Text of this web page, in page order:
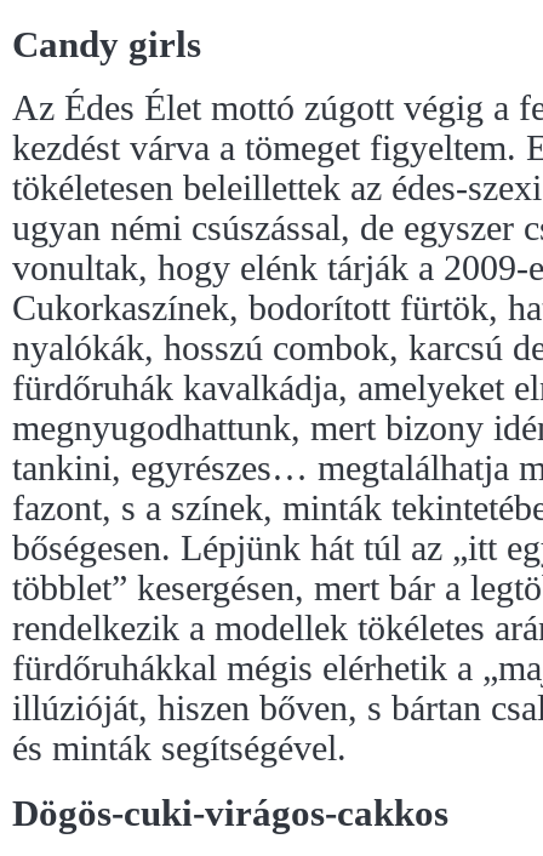
Candy girls
Az Édes Élet mottó zúgott végig a
kezdést várva a tömeget figyeltem.
tökéletesen beleillettek az édes-
ugyan némi csúszással, de egyszer
vonultak, hogy elénk tárják a 2009-
Cukorkaszínek, bodorított fürtök,
nyalókák, hosszú combok, karcsú
fürdőruhák kavalkádja, amelyeket
megnyugodhattunk, mert bizony
tankini, egyrészes… megtalálhatja
fazont, s a színek, minták
bőségesen. Lépjünk hát túl az „itt
többlet” kesergésen, mert bár a
rendelkezik a modellek tökéletes
fürdőruhákkal mégis elérhetik a
illúzióját, hiszen bőven, s bártan
és minták segítségével.
Dögös-cuki-virágos-cakkos